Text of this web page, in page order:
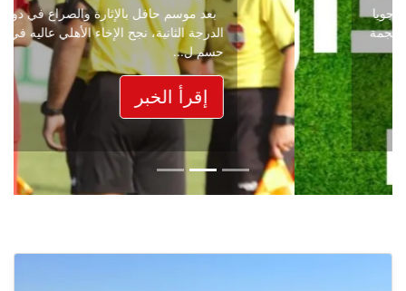
بعد موسم حافل بالإثارة والصراع في دوري
الدرجة الثانية، نجح الإخاء الأهلي عاليه في
حسم ل...
إقرأ الخبر